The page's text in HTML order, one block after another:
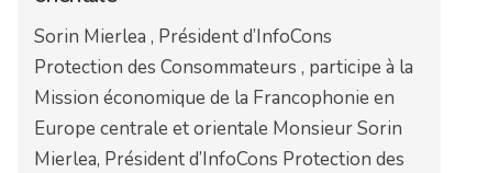
Sorin Mierlea , Président d’InfoCons
Protection des Consommateurs , participe à la
Mission économique de la Francophonie en
Europe centrale et orientale Monsieur Sorin
Mierlea, Président d’InfoCons Protection des